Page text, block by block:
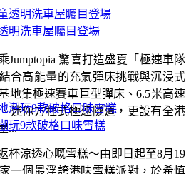
明洗車屋矚目登場
Jumptopia 驚喜打造盛夏「極速車隊
合高能量的充氣彈床挑戰與沉浸式
地集極速賽車巨型彈床、6.5米高速
迷你方程式極速隧道，更設有全港
...
玩9款破格口味雪糕
杯涼透心嘅雪糕～由即日起至8月19
一個最浮誇港味雪糕派對，於希慎